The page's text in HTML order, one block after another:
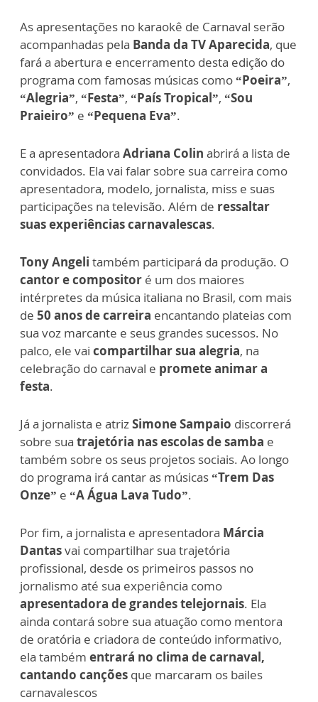
As apresentações no karaokê de Carnaval serão
acompanhadas pela Banda da TV Aparecida, que
fará a abertura e encerramento desta edição do
programa com famosas músicas como“Poeira”,
“Alegria”, “Festa”, “País Tropical”, “Sou
Praieiro” e “Pequena Eva”.
E a apresentadora Adriana Colin abrirá a lista de
convidados. Ela vai falar sobre sua carreira como
apresentadora, modelo, jornalista, miss e suas
participações na televisão. Além de ressaltar
suas experiências carnavalescas.
Tony Angeli também participará da produção. O
cantor e compositor é um dos maiores
intérpretes da música italiana no Brasil, com mais
de 50 anos de carreira encantando plateias com
sua voz marcante e seus grandes sucessos. No
palco, ele vai compartilhar sua alegria, na
celebração do carnaval e promete animar a
festa.
Já a jornalista e atrizSimone Sampaio discorrerá
sobre sua trajetória nas escolas de samba e
também sobre os seus projetos sociais. Ao longo
do programa irá cantar as músicas“Trem Das
Onze” e “A Água Lava Tudo”.
Por fim, a jornalista e apresentadora Márcia
Dantasvai compartilhar sua trajetória
profissional, desde os primeiros passos no
jornalismo até sua experiência como
apresentadora de grandes telejornais. Ela
ainda contará sobre sua atuação como mentora
de oratória e criadora de conteúdo informativo,
ela também entrará no clima de carnaval,
cantando canções que marcaram os bailes
carnavalescos